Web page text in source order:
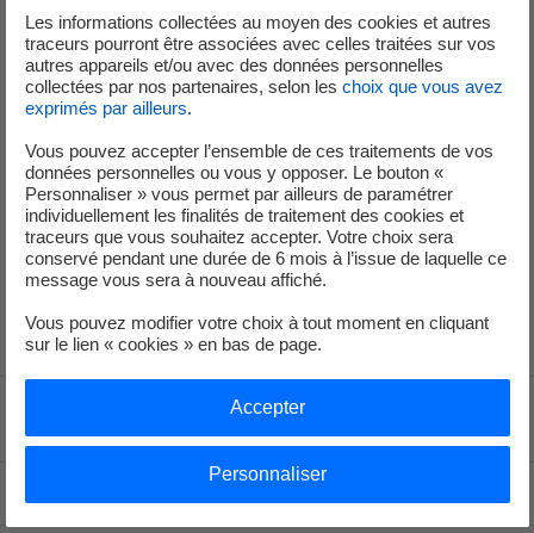
internationale.
Les informations collectées au moyen des cookies et autres
traceurs pourront être associées avec celles traitées sur vos
autres appareils et/ou avec des données personnelles
collectées par nos partenaires, selon les choix que vous avez
exprimés par ailleurs.
Vous pouvez accepter l’ensemble de ces traitements de vos
données personnelles ou vous y opposer. Le bouton «
Personnaliser » vous permet par ailleurs de paramétrer
individuellement les finalités de traitement des cookies et
traceurs que vous souhaitez accepter. Votre choix sera
conservé pendant une durée de 6 mois à l’issue de laquelle ce
message vous sera à nouveau affiché.
Vous pouvez modifier votre choix à tout moment en cliquant
sur le lien « cookies » en bas de page.
Personnaliser
Accepter